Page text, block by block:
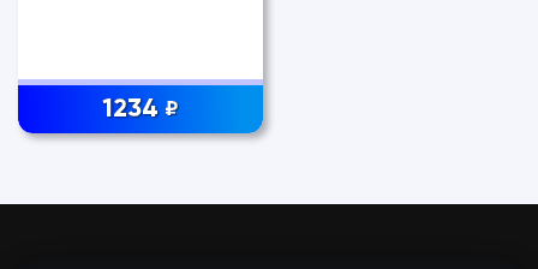
1234 ₽